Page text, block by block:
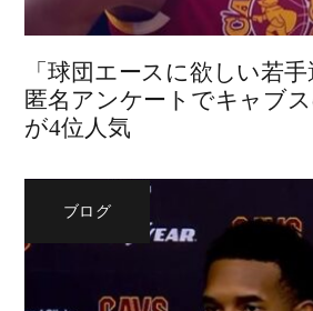
「球団エースに欲しい若手
匿名アンケートでキャブ
が4位人気
ブログ